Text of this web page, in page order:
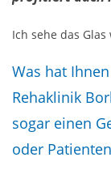
Ich sehe das
Was hat
Rehaklinik
sogar einen
oder